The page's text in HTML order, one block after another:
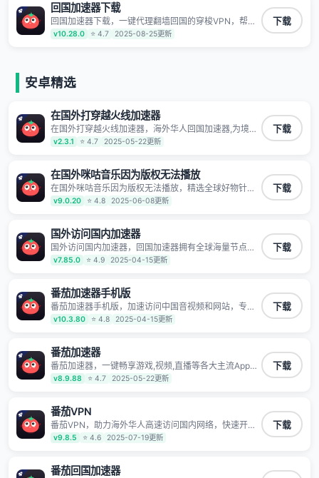
回国加速器下载
回国加速器下载，一键代理翻墙回国的穿梭VPN，帮助
海外华人留学生及港澳台地区用户破除地区版权限制问
题，一键降低游戏延迟，加速访问中国网站、游戏及应
v10.28.0 ⭐ 4.7 2025-08-25更新
下载
安卓精选
在国外打穿越火线加速器
在国外打穿越火线加速器，海外华人回国加速器,为境外
华人解决海外怎么听歌?海外怎么看剧?海外怎么玩游戏
不卡等境外难题,全球回国稳定国内节点,专业、流畅加速
v2.3.1 ⭐ 4.7 2025-05-22更新
下载
在国外咪咕音乐因为版权无法播放
在国外咪咕音乐因为版权无法播放，精选全球好物针对
海外华人、留学生和海外出差用户打造的一款高质量专
属回国加速器,只要身处海外即可一键加速畅享国内网络:
公、炒股等多场景的应用及网络加速
v9.0.20 ⭐ 4.8 2025-06-08更新
下载
国外访问国内加速器
国外访问国内加速器，回国加速器拥有全球海量节点覆
盖，运营商专线不卡顿超稳定，专为海外华人和留学生
打造，帮助海外华人免除地域限制，随时高速稳定低延
v7.85.0 ⭐ 4.9 2025-04-15更新
下载
番茄加速器手机版
番茄加速器手机版，加速访问中国音视频和网站，专业
回国加速器，帮你加速访问优酷、bilibili、腾讯视频、爱
奇艺等，加速国服游戏，例如原神、阴阳师、和平精
明日方舟、战双帕弥什、sky光·遇、另一个伊甸园等国
内各种服务,回国加速器致力于帮助海外华人和留学生、
港澳台地区用户提供最好的回国游戏和音乐视频加速服
务，可以在海外或港澳台地区流畅加速国服游戏和音视
线。能加速访问优酷、爱奇艺、腾讯视频、B站、芒果
TV、西瓜视频、QQ音乐、网易云音乐、酷狗音乐、YY
等主流网站应用解除限制，带你穿梭加速回国。目前已
有上百万用户，用户整体好评95%以上，一对一在线客
服支持，保障你的使用体验。
v10.3.80 ⭐ 4.8 2025-04-15更新
下载
番茄加速器
番茄加速器，一键畅享游戏,视频,直播等各大主流App应
用,视频加载极速不卡顿。人在海外听歌,玩国服游戏 简
单易用。
v8.9.88 ⭐ 4.7 2025-05-22更新
下载
番茄VPN
番茄VPN，助力海外华人高速访问国内网络，快速开启
国内各直播平台,解决国内视频、音乐卡顿问题；更能加
速海量国服游戏，超低延迟稳定不掉线,畅享国内网络！
v9.8.5 ⭐ 4.6 2025-07-19更新
下载
番茄回国加速器